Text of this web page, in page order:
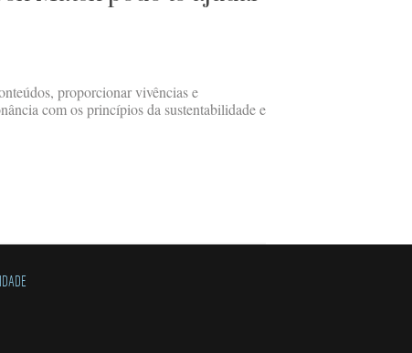
proporcionar vivências e
com os princípios da sustentabilidade e